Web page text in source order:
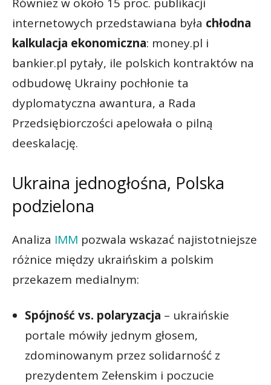
internetowych przedstawiana była chłodna
kalkulacja ekonomiczna: money.pl i
bankier.pl pytały, ile polskich kontraktów na
odbudowę Ukrainy pochłonie ta
dyplomatyczna awantura, a Rada
Przedsiębiorczości apelowała o pilną
deeskalację.
Ukraina jednogłośna, Polska
podzielona
Analiza IMM pozwala wskazać najistotniejsze
różnice między ukraińskim a polskim
przekazem medialnym:
Spójność vs. polaryzacja – ukraińskie
portale mówiły jednym głosem,
zdominowanym przez solidarność z
prezydentem Zełenskim i poczucie